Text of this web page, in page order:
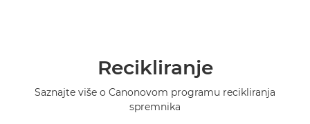
Recikliranje
Saznajte više o Canonovom programu recikliranja
spremnika